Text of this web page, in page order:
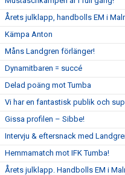
Årets julklapp, handbolls EM i
Kämpa Anton
Måns Landgren förlänger!
Dynamitbaren = succé
Delad poäng mot Tumba
Vi har en fantastisk publik och
Gissa profilen – Sibbe!
Intervju & eftersnack med
Hemmamatch mot IFK Tumba!
Årets julklapp. Handbolls EM i